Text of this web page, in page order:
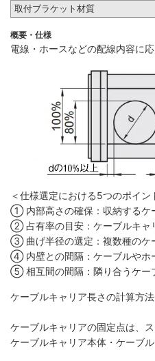
取付ブラケット材質
概要・仕様
電線・ホースなどの配線内容に
＜仕様選定における5つのポイン
① 内部高さの確保：収納するケ
② 占有率の目安：ケーブルキャ
③ 曲げ半径の選定：複数種のケ
④ 内壁との間隔：ケーブルやホ
⑤ 相互間の間隔：隣り合うケー
ケーブルキャリア長さの計算方法
ケーブルキャリアの固定点は、
ケーブルキャリア本体・ケーブ